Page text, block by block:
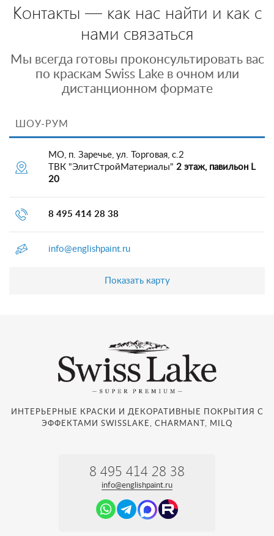
Контакты — как нас найти и как с
нами связаться
Мы всегда готовы проконсультировать вас
по краскам Swiss Lake в очном или
дистанционном формате
ШОУ-РУМ
МО, п. Заречье, ул. Торговая, с.2
ТВК "ЭлитСтройМатериалы" 2 этаж, павильон L
20
8 495 414 28 38
info@englishpaint.ru
Показать карту
ИНТЕРЬЕРНЫЕ КРАСКИ И ДЕКОРАТИВНЫЕ ПОКРЫТИЯ С
ЭФФЕКТАМИ SWISSLAKE, CHARMANT, MILQ
8 495 414 28 38
info@englishpaint.ru